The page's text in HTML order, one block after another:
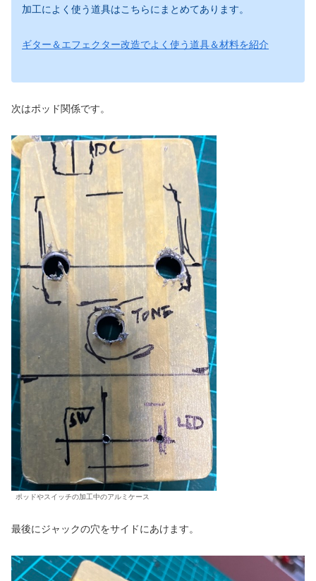
加工によく使う道具はこちらにまとめてあります。
ギター＆エフェクター改造でよく使う道具＆材料を紹介
次はポッド関係です。
ポッドやスイッチの加工中のアルミケース
最後にジャックの穴をサイドにあけます。